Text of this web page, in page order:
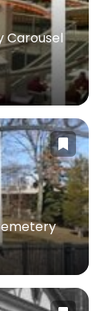
Carousel